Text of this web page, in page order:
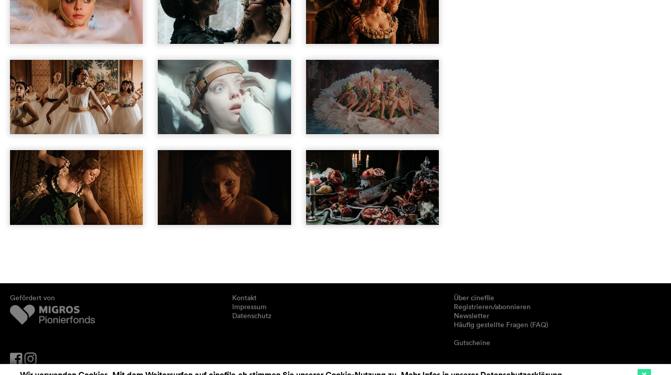
Gefördert von
Kontakt
Impressum
Datenschutz
Über cinefile
Registrieren/abonnieren
Newsletter
Häufig gestellte Fragen (FAQ)
Gutscheine